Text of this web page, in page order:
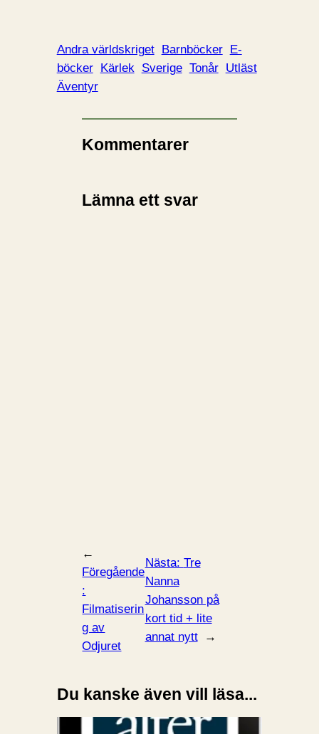
Andra världskriget Barnböcker
E-
böcker
Kärlek Sverige Tonår Utläst
Äventyr
Kommentarer
Lämna ett svar
←
Föregående
:
Filmatiserin
g av
Odjuret
Nästa: Tre
Nanna
Johansson på
kort tid + lite
annat nytt
→
Du kanske även vill läsa...